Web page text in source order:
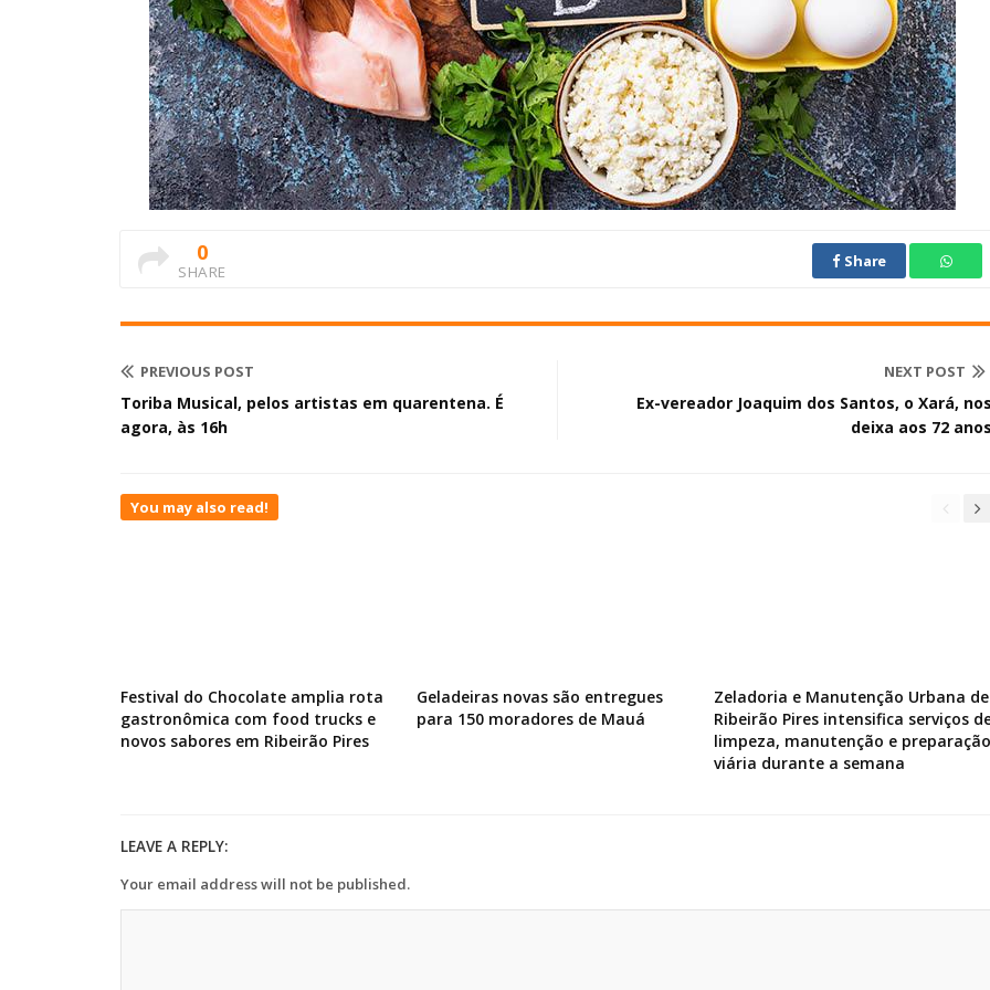
0
SHARE
Share
PREVIOUS POST
Toriba Musical, pelos artistas em quarentena. É
agora, às 16h
NEXT POST
Ex-vereador Joaquim dos Santos, o Xará,
deixa aos 72
You may also read!
Festival do Chocolate amplia rota
gastronômica com food trucks e
novos sabores em Ribeirão Pires
Geladeiras novas são entregues
para 150 moradores de Mauá
Zeladoria e Manutenção Urbana de
Ribeirão Pires intensifica serviços
limpeza, manutenção e preparação
viária durante a semana
LEAVE A REPLY:
Your email address will not be published.